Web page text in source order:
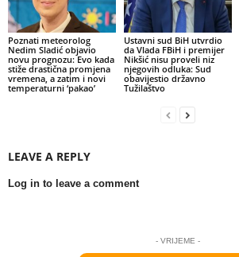
Poznati meteorolog
Nedim Sladić objavio
novu prognozu: Evo kada
stiže drastična promjena
vremena, a zatim i novi
temperaturni ‘pakao’
Ustavni sud BiH utvrdio
da Vlada FBiH i premijer
Nikšić nisu proveli niz
njegovih odluka: Sud
obavijestio državno
Tužilaštvo
LEAVE A REPLY
Log in to leave a comment
- VRIJEME -